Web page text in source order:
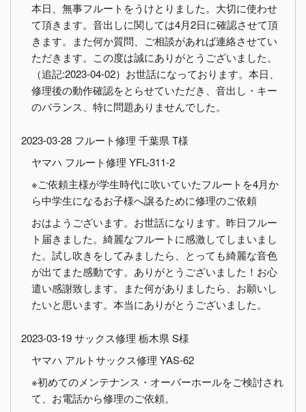
本日、無事フルートをうけとりました。大切に使わせ
て頂きます。音出しに関しては4月2日に確認させて頂
きます。また何か質問、ご相談があれば連絡させてい
ただきます。この度は誠にありがとうございました。
（追記:2023-04-02）お世話になっております。本日、
修理後の動作確認をとらせていただき、音出し・キー
のバランス、特に問題ありませんでした。
2023-03-28 フルート修理 千葉県 T様
ヤマハ フルート修理 YFL-311-2
※ご依頼主様が学生時代に吹いていたフルートを4月か
ら中学生になるお子様へ譲るために修理のご依頼
おはようございます。お世話になります。昨日フルー
ト届きました。綺麗なフルートに感激してしまいまし
た。試し吹きをしてみましたら、とっても綺麗な音色
が出てまた感動です。ありがとうございました！お心
遣い感謝致します。また何がありましたら、お願いし
たいと思います。本当にありがとうございました。
2023-03-19 サックス修理 栃木県 S様
ヤマハ アルトサックス修理 YAS-62
※初めてのメンテナンス・オーバーホールをご検討され
て、お電話から修理のご依頼。